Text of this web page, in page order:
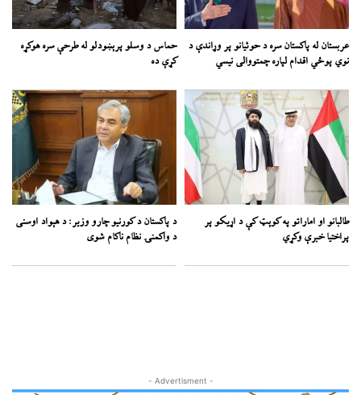
عربستان له پاکستان سره د حوثیانو پر وړاندې د
نوي پوځي اقدام لپاره چمتووالی نیسي
حماس د وسلو پرېښودلو له طرحې سره هوکړه
کړې ده
طالبانو او اماراتو په کوېټ کې د اړیکو پر
پراختیا خبرې وکړي
د پاکستان د کورنیو چارو وزیر: د هېواد اوسنی
د واکمنۍ نظام ناکام شوی
- Advertisment -